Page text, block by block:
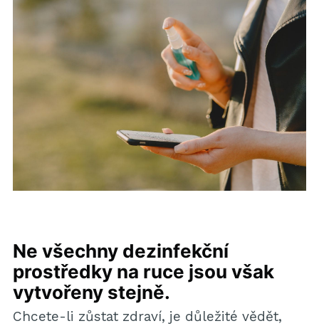
Ne všechny dezinfekční
prostředky na ruce jsou však
vytvořeny stejně.
Chcete-li zůstat zdraví, je důležité vědět,